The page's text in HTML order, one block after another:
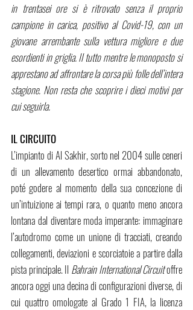
in trentasei ore si è ritrovato senza il proprio
campione in carica, positivo al Covid-19, con un
giovane arrembante sulla vettura migliore e due
esordienti in griglia. Il tutto mentre le monoposto si
apprestano ad affrontare la corsa più folle dell’intera
stagione. Non resta che scoprire i dieci motivi per
cui seguirla.
IL CIRCUITO
L’impianto di Al Sakhir, sorto nel 2004 sulle ceneri
di un allevamento desertico ormai abbandonato,
poté godere al momento della sua concezione di
un’intuizione ai tempi rara, o quanto meno ancora
lontana dal diventare moda imperante: immaginare
l’autodromo come un unione di tracciati, creando
collegamenti, deviazioni e scorciatoie a partire dalla
pista principale. Il Bahrain International Circuit offre
ancora oggi una decina di configurazioni diverse, di
cui quattro omologate al Grado 1 FIA, la licenza